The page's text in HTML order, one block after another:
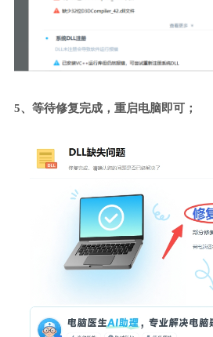
5、等待修复完成，重启电脑即可；